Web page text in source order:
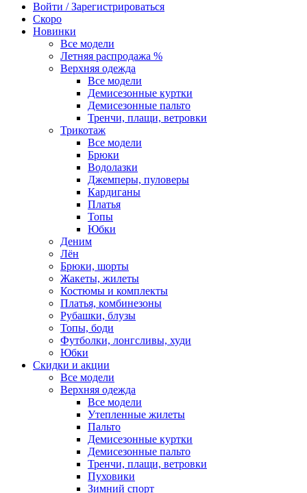
Войти / Зарегистрироваться
Скоро
Новинки
Все модели
Летняя распродажа %
Верхняя одежда
Все модели
Демисезонные куртки
Демисезонные пальто
Тренчи, плащи, ветровки
Трикотаж
Все модели
Брюки
Водолазки
Джемперы, пуловеры
Кардиганы
Платья
Топы
Юбки
Деним
Лён
Брюки, шорты
Жакеты, жилеты
Костюмы и комплекты
Платья, комбинезоны
Рубашки, блузы
Топы, боди
Футболки, лонгсливы, худи
Юбки
Скидки и акции
Все модели
Верхняя одежда
Все модели
Утепленные жилеты
Пальто
Демисезонные куртки
Демисезонные пальто
Тренчи, плащи, ветровки
Пуховики
Зимний спорт